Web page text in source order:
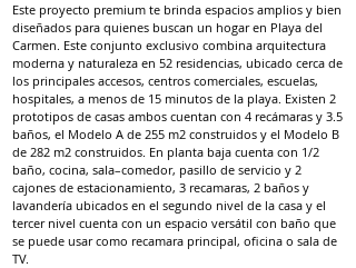
Este proyecto premium te brinda espacios amplios y bien
diseñados para quienes buscan un hogar en Playa del
Carmen. Este conjunto exclusivo combina arquitectura
moderna y naturaleza en 52 residencias, ubicado cerca de
los principales accesos, centros comerciales, escuelas,
hospitales, a menos de 15 minutos de la playa. Existen 2
prototipos de casas ambos cuentan con 4 recámaras y 3.5
baños, el Modelo A de 255 m2 construidos y el Modelo B
de 282 m2 construidos. En planta baja cuenta con 1/2
baño, cocina, sala–comedor, pasillo de servicio y 2
cajones de estacionamiento, 3 recamaras, 2 baños y
lavandería ubicados en el segundo nivel de la casa y el
tercer nivel cuenta con un espacio versátil con baño que
se puede usar como recamara principal, oficina o sala de
TV.